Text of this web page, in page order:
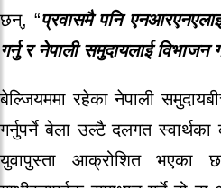
छन्, “प्रवासमै पनि
गर्नु र नेपाली समुदायलाई विभाजन
बेल्जियममा रहेका नेपाली
गर्नुपर्ने बेला उल्टै दलगत
युवापुस्ता आक्रोशित